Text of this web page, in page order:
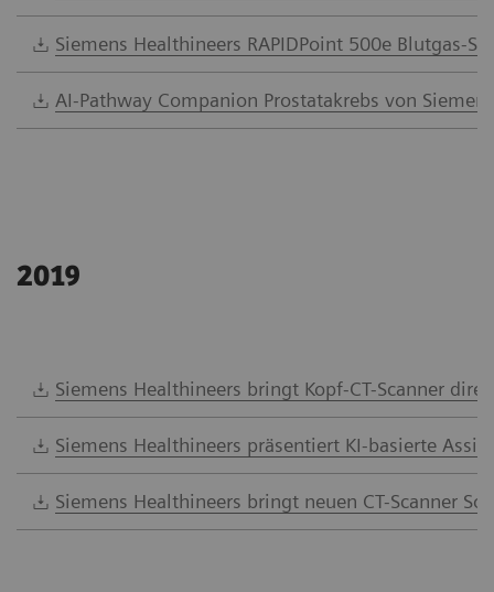
Siemens Healthineers RAPIDPoint 500e Blutgas-
AI-Pathway Companion Prostatakrebs von
2019
Siemens Healthineers bringt Kopf-CT-Scanner
Siemens Healthineers präsentiert KI-basierte
Siemens Healthineers bringt neuen CT-Scanner